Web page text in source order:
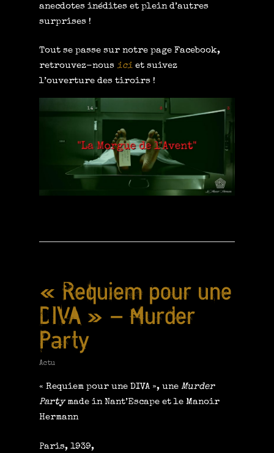
anecdotes inédites et plein d’autres
surprises !
Tout se passe sur notre page Facebook,
retrouvez-nous ici et suivez
l’ouverture des tiroirs !
« Requiem pour une
DIVA » – Murder
Party
Actu
« Requiem pour une DIVA », une Murder
Partymade in Nant’Escape et le Manoir
Hermann
Paris, 1939,